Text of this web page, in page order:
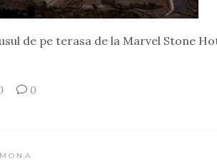
de pe terasa de la Marvel Stone
0